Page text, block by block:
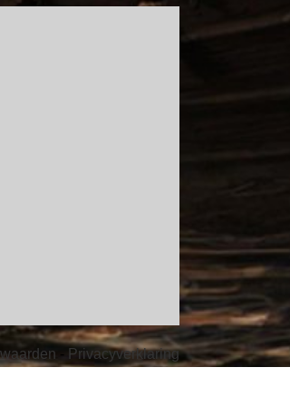
- Privacyverklaring